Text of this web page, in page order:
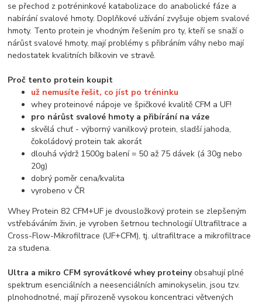
se přechod z potréninkové katabolizace do anabolické fáze a
nabírání svalové hmoty. Doplňkové užívání zvyšuje objem svalové
hmoty. Tento protein je vhodným řešením pro ty, kteří se snaží o
nárůst svalové hmoty, mají problémy s přibráním váhy nebo mají
nedostatek kvalitních bílkovin ve stravě.
Proč tento protein koupit
už nemusíte řešit, co jíst po tréninku
whey proteinové nápoje ve špičkové kvalitě CFM a UF!
pro nárůst svalové hmoty a přibírání na váze
skvělá chuť - výborný vanilkový protein, sladší jahoda,
čokoládový protein tak akorát
dlouhá výdrž 1500g balení = 50 až 75 dávek (á 30g nebo
20g)
dobrý poměr cena/kvalita
vyrobeno v ČR
Whey Protein 82 CFM+UF je dvousložkový protein se zlepšeným
vstřebáváním živin, je vyroben šetrnou technologií Ultrafiltrace a
Cross-Flow-Mikrofiltrace (UF+CFM), tj. ultrafiltrace a mikrofiltrace
za studena.
Ultra a mikro CFM syrovátkové whey proteinyobsahují plné
spektrum esenciálních a neesenciálních aminokyselin, jsou tzv.
plnohodnotné, mají přirozeně vysokou koncentraci větvených